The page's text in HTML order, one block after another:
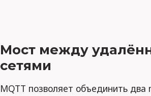
Мост между
сетями
MQTT позволяет объединить два